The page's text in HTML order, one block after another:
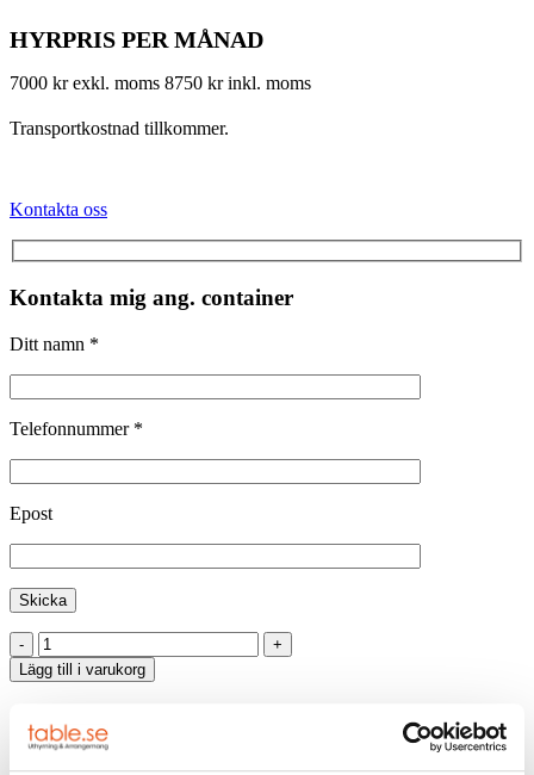
HYRPRIS PER MÅNAD
7000 kr exkl. moms 8750 kr inkl. moms
Transportkostnad tillkommer.
Kontakta oss
Kontakta mig ang. container
Ditt namn *
Telefonnummer *
Epost
Kioskcontainer
10
fot
Lägg till i varukorg
Artikelnr:
BESKRIVNING